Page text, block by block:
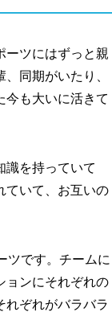
ーツにはずっと親
同期がいたり、
今も大いに活きて
識を持っていて
ていて、お互いの
ツです。チームに
ョンにそれぞれの
れぞれがバラバラ